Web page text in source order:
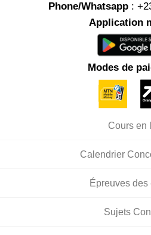
Phone/Whatsapp:
Application
Modes de
Cours en
Calendrier
Épreuves des
Sujets